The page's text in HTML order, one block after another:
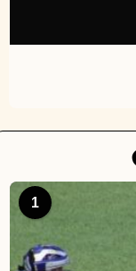
1